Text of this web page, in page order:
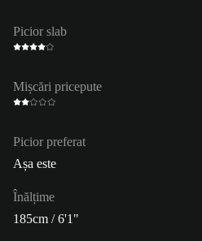
Picior slab
Mișcări pricepute
Picior preferat
Așa este
Înălțime
185cm / 6'1"